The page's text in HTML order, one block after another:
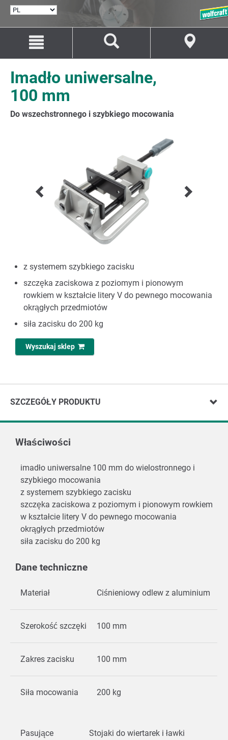
treści
Przejście
nawigacji
Imadło uniwersalne,
100 mm
Do wszechstronnego i szybkiego mocowania
z systemem szybkiego zacisku
szczęka zaciskowa z poziomym i pionowym
rowkiem w kształcie litery V do pewnego mocowania
okrągłych przedmiotów
siła zacisku do 200 kg
Wyszukaj sklep
SZCZEGÓŁY PRODUKTU
Właściwości
imadło uniwersalne 100 mm do wielostronnego i
szybkiego mocowania
z systemem szybkiego zacisku
szczęka zaciskowa z poziomym i pionowym rowkiem
w kształcie litery V do pewnego mocowania
okrągłych przedmiotów
siła zacisku do 200 kg
Dane techniczne
Materiał Ciśnieniowy odlew z aluminium
Szerokość szczęki 100 mm
Zakres zacisku 100 mm
Siła mocowania 200 kg
Pasujące
Stojaki do wiertarek i ławki